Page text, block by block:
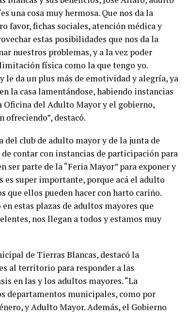
una cosa muy hermosa. Que nos da la
favor, fichas sociales, atención médica y
estas posibilidades que nos da la
nuestros problemas, y a la vez poder
física como la que tengo yo.
le da un plus más de emotividad y alegría, ya
la casa lamentándose, habiendo instancias
Oficina del Adulto Mayor y el gobierno,
ofreciendo”, destacó.
club de adulto mayor y de la junta de
contar con instancias de participación para
parte de la “Feria Mayor” para exponer y
es super importante, porque acá el adulto
que ellos pueden hacer con harto cariño.
estas plazas de adultos mayores que
nos llegan a todos y estamos muy
de Tierras Blancas, destacó la
al territorio para responder a las
en las y los adultos mayores. “La
departamentos municipales, como por
y Adulto Mayor. Además, el Gobierno